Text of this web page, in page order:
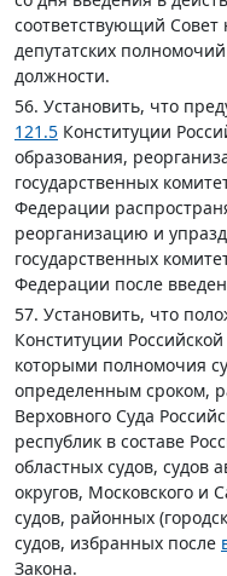
соответствующий
депутатских
должности.
56. Установить, что
121.5 Конституции
образования,
государственных
Федерации
реорганизацию и
государственных
Федерации после
57. Установить, что
Конституции
которыми полномочия
определенным сроком,
Верховного Суда
республик в составе
областных судов, судов
округов, Московского и
судов, районных
судов, избранных после
Закона.